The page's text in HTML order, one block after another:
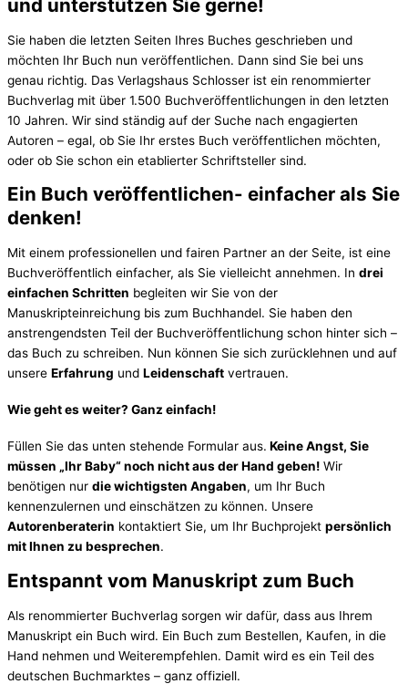
und unterstützen Sie gerne!
Sie haben die letzten Seiten Ihres Buches geschrieben und
möchten Ihr Buch nun veröffentlichen. Dann sind Sie bei uns
genau richtig. Das Verlagshaus Schlosser ist ein renommierter
Buchverlag mit über 1.500 Buchveröffentlichungen in den letzten
10 Jahren. Wir sind ständig auf der Suche nach engagierten
Autoren – egal, ob Sie Ihr erstes Buch veröffentlichen möchten,
oder ob Sie schon ein etablierter Schriftsteller sind.
Ein Buch veröffentlichen- einfacher als Sie
denken!
Mit einem professionellen und fairen Partner an der Seite, ist eine
Buchveröffentlich einfacher, als Sie vielleicht annehmen. In drei
einfachen Schritten begleiten wir Sie von der
Manuskripteinreichung bis zum Buchhandel. Sie haben den
anstrengendsten Teil der Buchveröffentlichung schon hinter sich –
das Buch zu schreiben. Nun können Sie sich zurücklehnen und auf
unsere Erfahrung und Leidenschaft vertrauen.
Wie geht es weiter? Ganz einfach!
Füllen Sie das unten stehende Formular aus. Keine Angst, Sie
müssen „Ihr Baby“ noch nicht aus der Hand geben! Wir
benötigen nur die wichtigsten Angaben, um Ihr Buch
kennenzulernen und einschätzen zu können. Unsere
Autorenberaterin kontaktiert Sie, um Ihr Buchprojekt persönlich
mit Ihnen zu besprechen.
Entspannt vom Manuskript zum Buch
Als renommierter Buchverlag sorgen wir dafür, dass aus Ihrem
Manuskript ein Buch wird. Ein Buch zum Bestellen, Kaufen, in die
Hand nehmen und Weiterempfehlen. Damit wird es ein Teil des
deutschen Buchmarktes – ganz offiziell.